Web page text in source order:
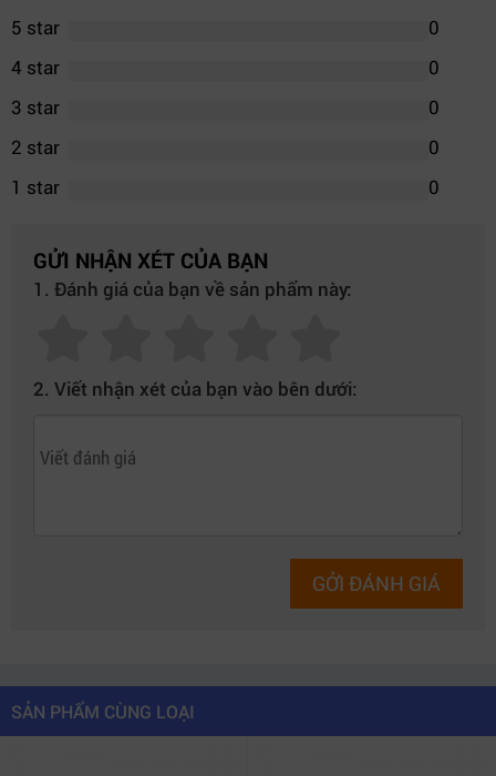
5 star
0
4 star
0
3 star
0
2 star
0
1 star
0
GỬI NHẬN XÉT CỦA BẠN
1. Đánh giá của bạn về sản phẩm này:
2. Viết nhận xét của bạn vào bên dưới:
GỞI ĐÁNH GIÁ
SẢN PHẨM CÙNG LOẠI